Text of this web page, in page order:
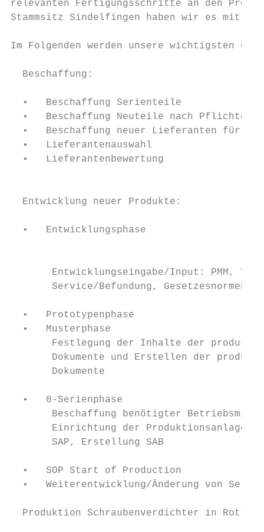
relevanten Fertigungsschritte an den
Stammsitz Sindelfingen haben wir es mit
Im Folgenden werden unsere wichtigsten
Beschaffung:
•   Beschaffung Serienteile
•   Beschaffung Neuteile nach
•   Beschaffung neuer Lieferanten für
•   Lieferantenauswahl
•   Lieferantenbewertung
Entwicklung neuer Produkte:
•   Entwicklungsphase
Entwicklungseingabe/Input: PMM,
Service/Befundung, Gesetzesnormen
•   Prototypenphase
•   Musterphase
Festlegung der Inhalte der
Dokumente und Erstellen der
       Dokumente
  •   0-Serienphase
Beschaffung benötigter
Einrichtung der Produktionsanlagen
       SAP, Erstellung SAB
  •   SOP Start of Production
•   Weiterentwicklung/Änderung von
Produktion Schraubenverdichter in